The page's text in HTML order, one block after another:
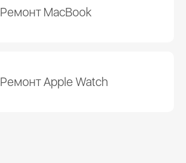
Ремонт MacBook
Ремонт Apple Watch